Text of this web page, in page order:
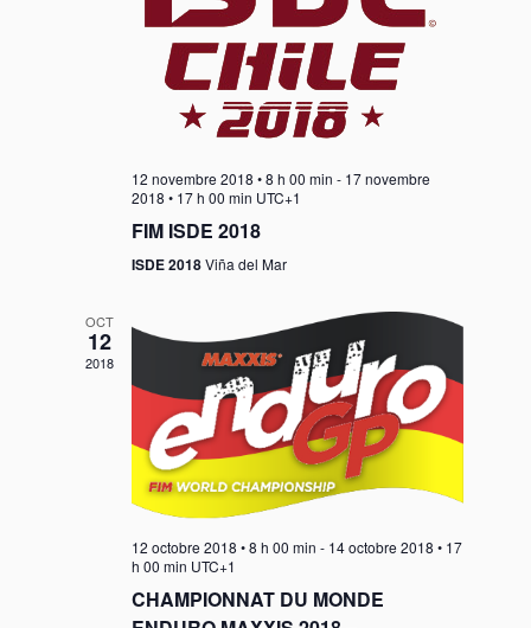
12 novembre 2018 • 8 h 00 min - 17 novembre
2018 • 17 h 00 min UTC+1
FIM ISDE 2018
ISDE 2018Viña del Mar
OCT
12
2018
12 octobre 2018 • 8 h 00 min - 14 octobre 2018 • 17
h 00 min UTC+1
CHAMPIONNAT DU MONDE